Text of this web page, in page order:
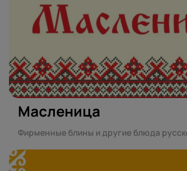
Масленица
Фирменные блины и другие блюда